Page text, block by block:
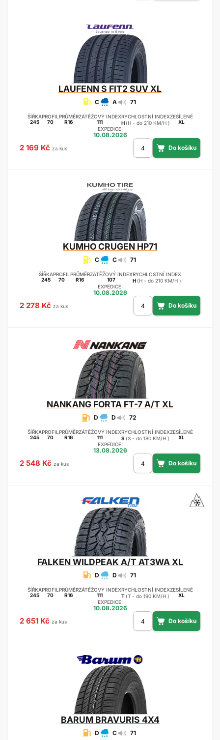
LAUFENNS FIT2 SUV XL
C A 71
ŠÍŘKA
245
PROFIL
70
PRŮMĚR
R16
ZÁTĚŽOVÝ INDEX
111
RYCHLOSTNÍ INDEX
H (H - do 210 KM/H )
ZESÍLENÉ
XL
EXPEDICE:
10.08.2026
2 169 Kč za kus
KUMHOCRUGEN HP71
C C 71
ŠÍŘKA
245
PROFIL
70
PRŮMĚR
R16
ZÁTĚŽOVÝ INDEX
107
RYCHLOSTNÍ INDEX
H (H - do 210 KM/H )
EXPEDICE:
10.08.2026
2 278 Kč za kus
NANKANG FORTA FT-7 A/T XL
D D 72
ŠÍŘKA
245
PROFIL
70
PRŮMĚR
R16
ZÁTĚŽOVÝ INDEX
111
RYCHLOSTNÍ INDEX
S (S - do 180 KM/H )
ZESÍLENÉ
XL
EXPEDICE:
13.08.2026
2 548 Kč za kus
FALKENWILDPEAK A/T AT3WA XL
D D 71
ŠÍŘKA
245
PROFIL
70
PRŮMĚR
R16
ZÁTĚŽOVÝ INDEX
111
RYCHLOSTNÍ INDEX
T (T - do 190 KM/H )
ZESÍLENÉ
XL
EXPEDICE:
10.08.2026
2 651 Kč za kus
BARUMBRAVURIS 4X4
D C 71